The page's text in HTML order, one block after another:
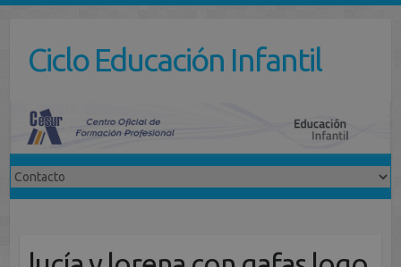
contenidoCiclo Educación Infantil